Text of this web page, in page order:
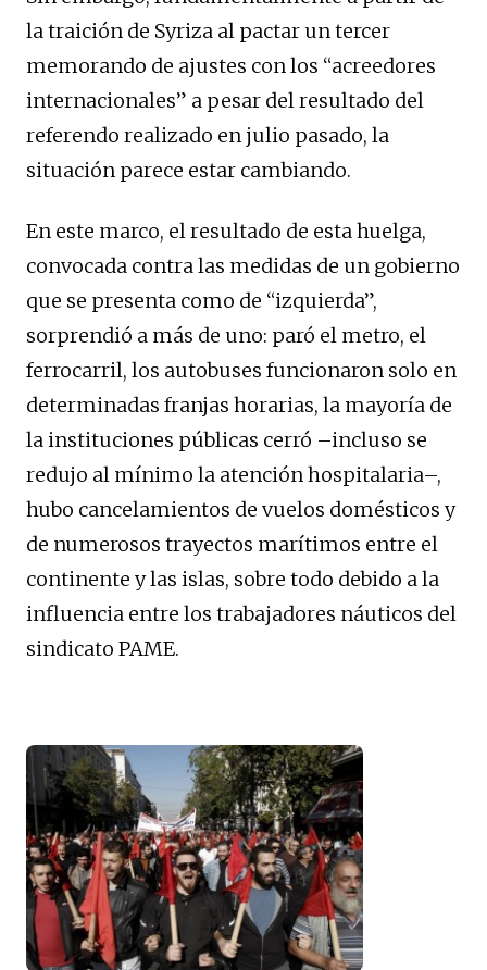
la traición de Syriza al pactar un tercer
memorando de ajustes con los “acreedores
internacionales” a pesar del resultado del
referendo realizado en julio pasado, la
situación parece estar cambiando.
En este marco, el resultado de esta huelga,
convocada contra las medidas de un gobierno
que se presenta como de “izquierda”,
sorprendió a más de uno: paró el metro, el
ferrocarril, los autobuses funcionaron solo en
determinadas franjas horarias, la mayoría de
la instituciones públicas cerró –incluso se
redujo al mínimo la atención hospitalaria–,
hubo cancelamientos de vuelos domésticos y
de numerosos trayectos marítimos entre el
continente y las islas, sobre todo debido a la
influencia entre los trabajadores náuticos del
sindicato PAME.